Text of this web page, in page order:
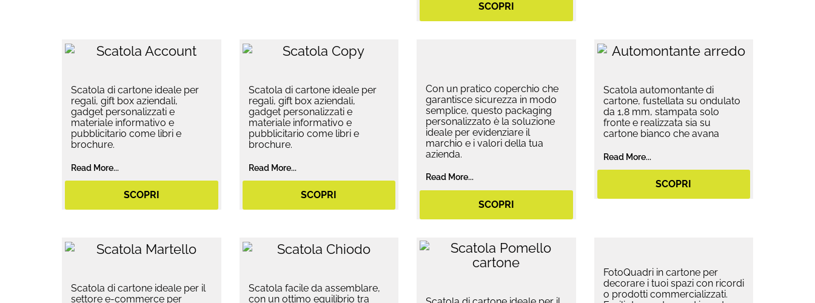
SCOPRI
Scatola di cartone ideale per
regali, gift box aziendali,
gadget personalizzati e
materiale informativo e
pubblicitario come libri e
brochure.
Read More...
SCOPRI
Scatola di cartone ideale per
regali, gift box aziendali,
gadget personalizzati e
materiale informativo e
pubblicitario come libri e
brochure.
Read More...
SCOPRI
Con un pratico coperchio che
garantisce sicurezza in modo
semplice, questo packaging
personalizzato è la soluzione
ideale per evidenziare il
marchio e i valori della tua
azienda.
Read More...
SCOPRI
Scatola automontante di
cartone, fustellata su ondulato
da 1,8 mm, stampata solo
fronte e realizzata sia su
cartone bianco che avana
Read More...
SCOPRI
Scatola di cartone ideale per il
settore e-commerce per
Scatola facile da assemblare,
con un ottimo equilibrio tra
FotoQuadri in cartone per
decorare i tuoi spazi con ricordi
o prodotti commercializzati.